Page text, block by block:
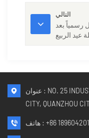
التالي
رسمياً بعد
عيد الربيع
عنوان : NO. 25 INDUSTRIAL AVENUE, SHUITOU TOWN, NAN'AN
CITY, QUANZHOU
هاتف : +86